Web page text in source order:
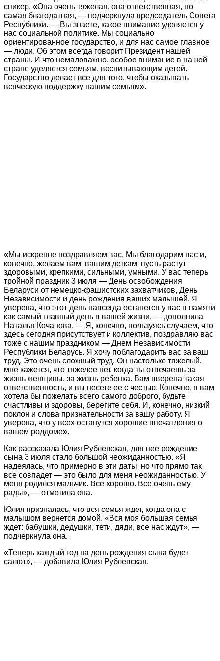
спикер. «Она очень тяжелая, она ответственная, но
самая благодатная, — подчеркнула председатель Совета
Республики. — Вы знаете, какое внимание уделяется у
нас социальной политике. Мы социально
ориентированное государство, и для нас самое главное
— люди. Об этом всегда говорит Президент нашей
страны. И что немаловажно, особое внимание в нашей
стране уделяется семьям, воспитывающим детей.
Государство делает все для того, чтобы оказывать
всяческую поддержку нашим семьям».
«Мы искренне поздравляем вас. Мы благодарим вас и,
конечно, желаем вам, вашим деткам: пусть растут
здоровыми, крепкими, сильными, умными. У вас теперь
тройной праздник 3 июля — День освобождения
Беларуси от немецко-фашистских захватчиков, День
Независимости и день рождения ваших малышей. Я
уверена, что этот день навсегда останется у вас в памяти
как самый главный день в вашей жизни, — дополнила
Наталья Кочанова. — Я, конечно, пользуясь случаем, что
здесь сегодня присутствует и коллектив, поздравляю вас
тоже с нашим праздником — Днем Независимости
Республики Беларусь. Я хочу поблагодарить вас за ваш
труд. Это очень сложный труд. Он настолько тяжелый,
мне кажется, что тяжелее нет, когда ты отвечаешь за
жизнь женщины, за жизнь ребенка. Вам вверена такая
ответственность, и вы несете ее с честью. Конечно, я вам
хотела бы пожелать всего самого доброго, будьте
счастливы и здоровы, берегите себя. И, конечно, низкий
поклон и слова признательности за вашу работу. Я
уверена, что у всех останутся хорошие впечатления о
вашем роддоме».
Как рассказала Юлия Рублевская, для нее рождение
сына 3 июля стало большой неожиданностью. «Я
надеялась, что примерно в эти даты, но что прямо так
все совпадет — это было для меня неожиданностью. У
меня родился мальчик. Все хорошо. Все очень ему
рады», — отметила она.
Юлия призналась, что вся семья ждет, когда она с
малышом вернется домой. «Вся моя большая семья
ждет: бабушки, дедушки, тети, дяди, все нас ждут», —
подчеркнула она.
«Теперь каждый год на день рождения сына будет
салют», — добавила Юлия Рублевская.